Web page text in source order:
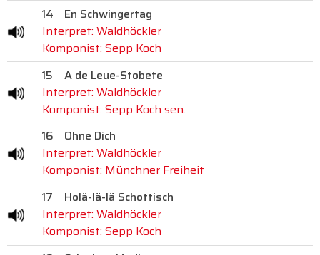
14
En Schwingertag
Interpret: Waldhöckler
Komponist: Sepp Koch
15
A de Leue-Stobete
Interpret: Waldhöckler
Komponist: Sepp Koch sen.
16
Ohne Dich
Interpret: Waldhöckler
Komponist: Münchner Freiheit
17
Holä-lä-lä Schottisch
Interpret: Waldhöckler
Komponist: Sepp Koch